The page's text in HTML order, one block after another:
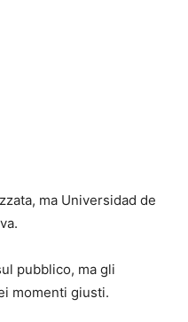
ma Universidad de
pubblico, ma gli
momenti giusti.